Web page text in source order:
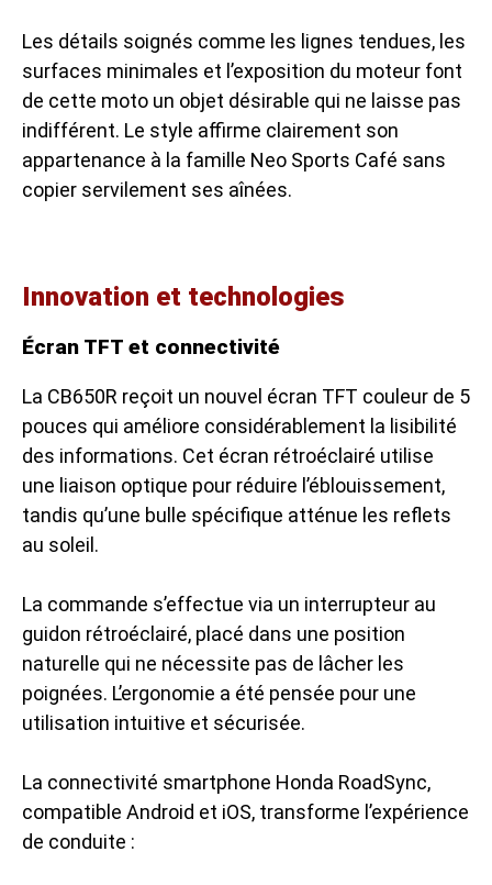
Les détails soignés comme les lignes tendues, les
surfaces minimales et l’exposition du moteur font
de cette moto un objet désirable qui ne laisse pas
indifférent. Le style affirme clairement son
appartenance à la famille Neo Sports Café sans
copier servilement ses aînées.
Innovation et technologies
Écran TFT et connectivité
La CB650R reçoit un nouvel écran TFT couleur de 5
pouces qui améliore considérablement la lisibilité
des informations. Cet écran rétroéclairé utilise
une liaison optique pour réduire l’éblouissement,
tandis qu’une bulle spécifique atténue les reflets
au soleil.
La commande s’effectue via un interrupteur au
guidon rétroéclairé, placé dans une position
naturelle qui ne nécessite pas de lâcher les
poignées. L’ergonomie a été pensée pour une
utilisation intuitive et sécurisée.
La connectivité smartphone Honda RoadSync,
compatible Android et iOS, transforme l’expérience
de conduite :